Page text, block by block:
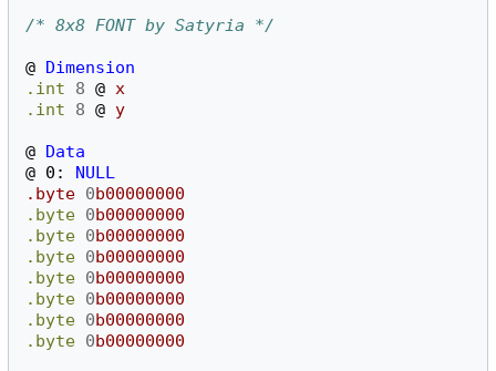
/* 8x8 FONT by Satyria */
@ Dimension
.int
8 @ x
.int
8 @ y
@ Data
@ 0:
NULL
.byte 0b00000000
.byte 0b00000000
.byte 0b00000000
.byte 0b00000000
.byte 0b00000000
.byte 0b00000000
.byte 0b00000000
.byte 0b00000000